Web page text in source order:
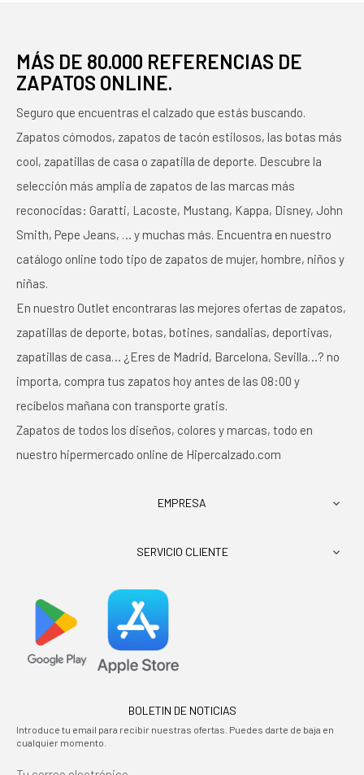
MÁS DE 80.000 REFERENCIAS DE
ZAPATOS ONLINE.
Seguro que encuentras el calzado que estás buscando.
Zapatos cómodos, zapatos de tacón estilosos, las botas más
cool, zapatillas de casa o zapatilla de deporte. Descubre la
selección más amplia de zapatos de las marcas más
reconocidas: Garatti, Lacoste, Mustang, Kappa, Disney, John
Smith, Pepe Jeans, … y muchas más. Encuentra en nuestro
catálogo online todo tipo de zapatos de mujer, hombre, niños y
niñas.
En nuestro Outlet encontraras las mejores ofertas de zapatos,
zapatillas de deporte, botas, botines, sandalias, deportivas,
zapatillas de casa… ¿Eres de Madrid, Barcelona, Sevilla…? no
importa, compra tus zapatos hoy antes de las 08:00 y
recíbelos mañana con transporte gratis.
Zapatos de todos los diseños, colores y marcas, todo en
nuestro hipermercado online de Hipercalzado.com
EMPRESA 
SERVICIO CLIENTE 
BOLETIN DE NOTICIAS
Introduce tu email para recibir nuestras ofertas. Puedes darte de baja en
cualquier momento.